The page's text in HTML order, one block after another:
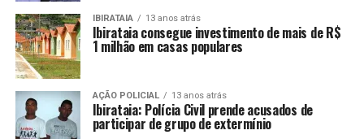
IBIRATAIA 13 anos atrás
Ibirataia consegue investimento de mais de R$
1 milhão em casas populares
AÇÃO POLICIAL 13 anos atrás
Ibirataia: Polícia Civil prende acusados de
participar de grupo de extermínio